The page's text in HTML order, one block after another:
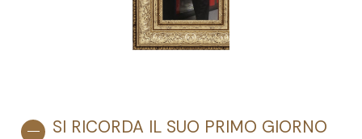
SI RICORDA IL SUO PRIMO GIORNO